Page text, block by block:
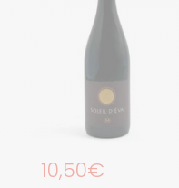
Prix régulier
10,50€